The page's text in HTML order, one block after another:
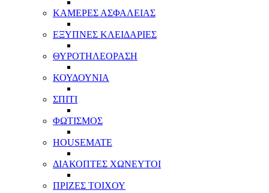
ΚΑΜΕΡΕΣ ΑΣΦΑΛΕΙΑΣ
ΕΞΥΠΝΕΣ ΚΛΕΙΔΑΡΙΕΣ
ΘΥΡΟΤΗΛΕΟΡΑΣΗ
ΚΟΥΔΟΥΝΙΑ
ΣΠΙΤΙ
ΦΩΤΙΣΜΟΣ
HOUSEMATE
ΔΙΑΚΟΠΤΕΣ ΧΩΝΕΥΤΟΙ
ΠΡΙΖΕΣ ΤΟΙΧΟΥ